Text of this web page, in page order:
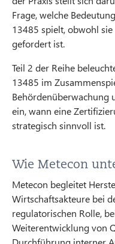
Frage, welche
13485 spielt, obwohl
gefordert ist.
Teil 2 der Reihe
13485 im
Behördenüberwachung
ein, wann eine
strategisch sinnvoll ist.
Wie Metecon
Metecon begleitet
Wirtschaftsakteure bei
regulatorischen Rolle,
Weiterentwicklung von